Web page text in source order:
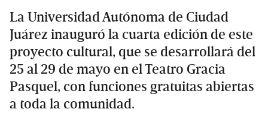
La Universidad Autónoma de Ciudad
Juárez inauguró la cuarta edición de este
proyecto cultural, que se desarrollará del
25 al 29 de mayo en el Teatro Gracia
Pasquel, con funciones gratuitas abiertas
a toda la comunidad.